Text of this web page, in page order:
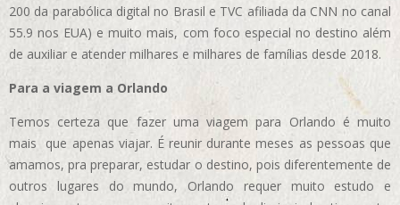
200 da parabólica digital no Brasil e TVC afiliada da CNN no canal
55.9 nos EUA) e muito mais, com foco especial no destino além
de auxiliar e atender milhares e milhares de famílias desde 2018.
Para a viagem a Orlando
Temos certeza que fazer uma viagem para Orlando é muito
mais que apenas viajar. É reunir durante meses as pessoas que
amamos, pra preparar, estudar o destino, pois diferentemente de
outros lugares do mundo, Orlando requer muito estudo e